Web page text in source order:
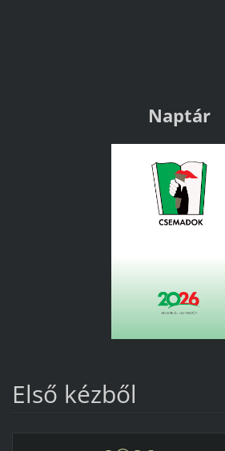
Naptár
Első kézből